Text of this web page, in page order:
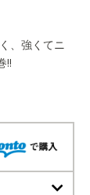
、強くてニ
!!